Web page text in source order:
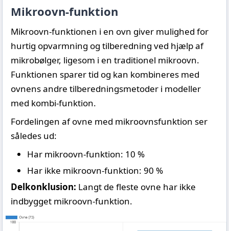
Mikroovn-funktion
Mikroovn-funktionen i en ovn giver mulighed for
hurtig opvarmning og tilberedning ved hjælp af
mikrobølger, ligesom i en traditionel mikroovn.
Funktionen sparer tid og kan kombineres med
ovnens andre tilberedningsmetoder i modeller
med kombi-funktion.
Fordelingen af ovne med mikroovnsfunktion ser
således ud:
Har mikroovn-funktion: 10 %
Har ikke mikroovn-funktion: 90 %
Delkonklusion: Langt de fleste ovne har ikke
indbygget mikroovn-funktion.